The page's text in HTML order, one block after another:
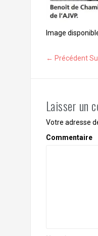
Image
← Précédent
Laisser un
Votre adresse
Commentaire